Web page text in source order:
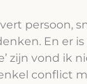
En er
zijn vond ik
conflict